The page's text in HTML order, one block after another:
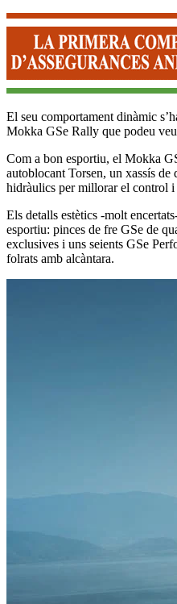
El seu comportament dinàmic
Mokka GSe Rally que podeu
Com a bon esportiu, el Mokka
autoblocant Torsen, un xassís
hidràulics per millorar el control i
Els detalls estètics -molt
esportiu: pinces de fre GSe de
exclusives i uns seients GSe
folrats amb alcàntara.